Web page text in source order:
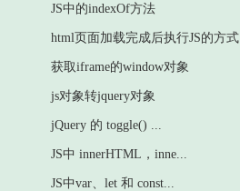
JS中的indexOf方法
html页面加载完成后执行JS的方式
获取iframe的window对象
js对象转jquery对象
jQuery 的 toggle() ...
JS中 innerHTML，inne...
JS中var、let 和 const...